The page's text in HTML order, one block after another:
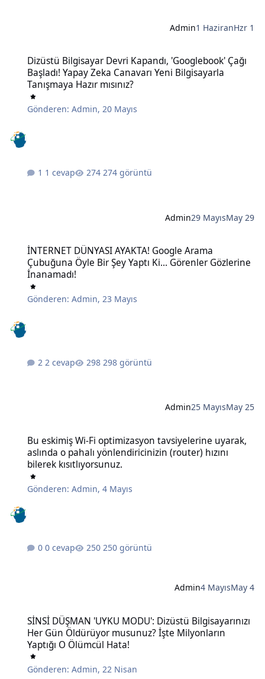
Admin1 HaziranHzr 1
Dizüstü Bilgisayar Devri Kapandı, 'Googlebook' Çağı
Başladı! Yapay Zeka Canavarı Yeni Bilgisayarla
Tanışmaya Hazır mısınız?
Gönderen:Admin,20 Mayıs
1 cevap 274 görüntü
Admin29 MayısMay 29
İNTERNET DÜNYASI AYAKTA! Google Arama
Çubuğuna Öyle Bir Şey Yaptı Ki... Görenler Gözlerine
İnanamadı!
Gönderen:Admin,23 Mayıs
2 cevap 298 görüntü
Admin25 MayısMay 25
Bu eskimiş Wi-Fi optimizasyon tavsiyelerine uyarak,
aslında o pahalı yönlendiricinizin (router) hızını
bilerek kısıtlıyorsunuz.
Gönderen:Admin,4 Mayıs
0 cevap 250 görüntü
Admin4 MayısMay 4
SİNSİ DÜŞMAN 'UYKU MODU': Dizüstü Bilgisayarınızı
Her Gün Öldürüyor musunuz? İşte Milyonların
Yaptığı O Ölümcül Hata!
Gönderen:Admin, 22 Nisan